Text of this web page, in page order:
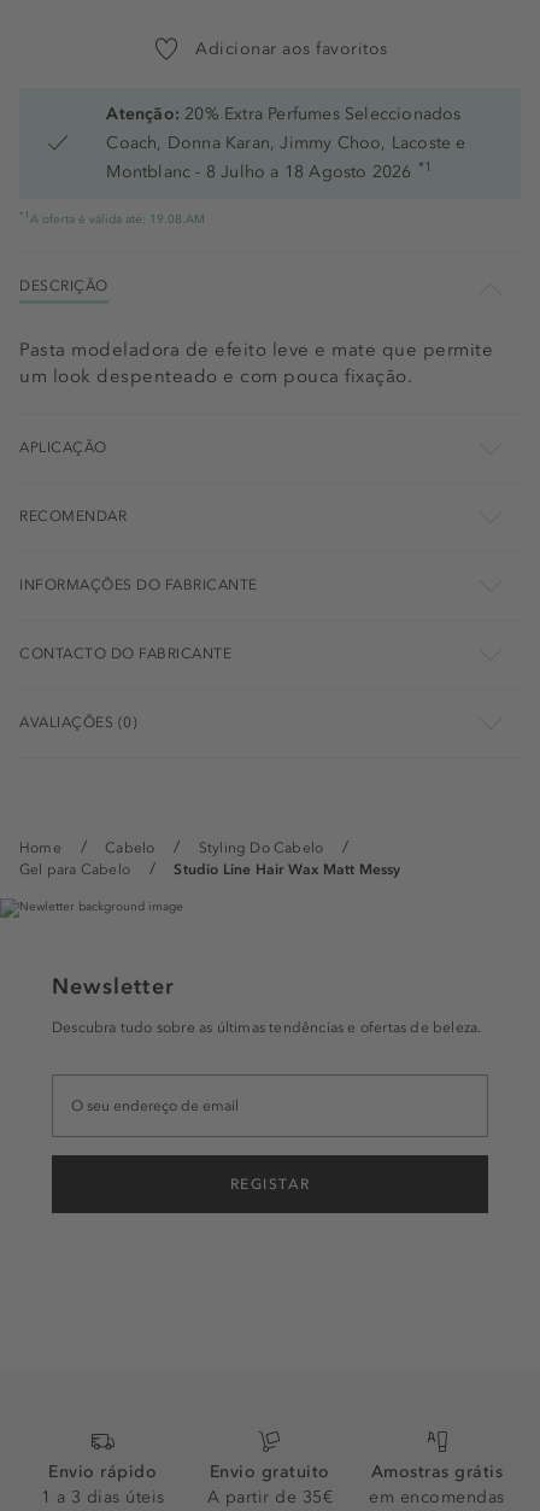
Home Cabelo
Styling Do Cabelo
Gel para Cabelo
Studio Line Hair Wax Matt Messy
Adicionar aos favoritos
Atenção: 20% Extra Perfumes Seleccionados
Coach, Donna Karan, Jimmy Choo, Lacoste e
Montblanc - 8 Julho a 18 Agosto 2026 *1
*1 A oferta é válida até: 19.08.AM
DESCRIÇÃO
Pasta modeladora de efeito leve e mate que permite
um look despenteado e com pouca fixação.
APLICAÇÃO
RECOMENDAR
INFORMAÇÕES DO FABRICANTE
CONTACTO DO FABRICANTE
AVALIAÇÕES (0)
Newsletter
Descubra tudo sobre as últimas tendências e ofertas de beleza.
REGISTAR
Envio rápido
1 a 3 dias úteis
Envio gratuito
A partir de 35€
Amostras grátis
em encomendas